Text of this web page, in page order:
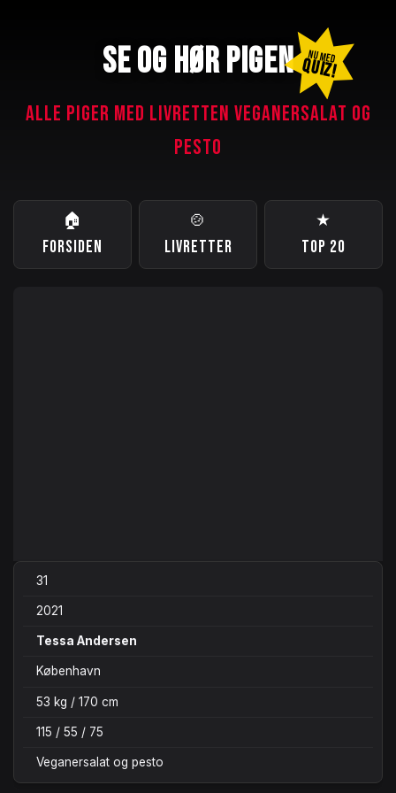
SE OG HØR PIGEN NU MED
QUIZ!
ALLE PIGER MED LIVRETTEN VEGANERSALAT OG
PESTO
🏠
FORSIDEN
🍲
LIVRETTER
★
TOP 20
31
2021
Tessa Andersen
København
53 kg / 170 cm
115 / 55 / 75
Veganersalat og pesto